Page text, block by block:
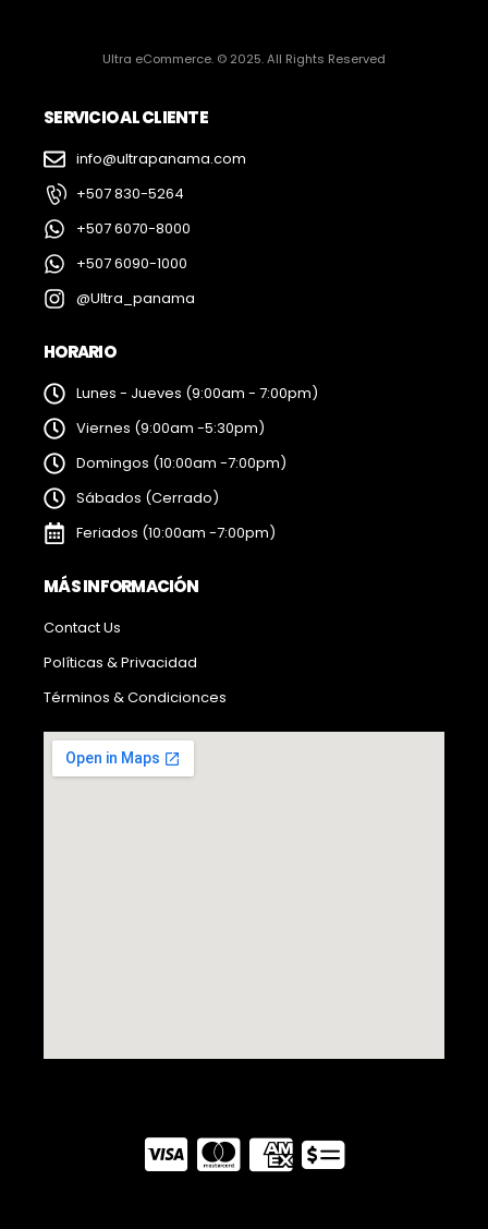
Ultra eCommerce. © 2025. All Rights Reserved
SERVICIO AL CLIENTE
info@ultrapanama.com
+507 830-5264
+507 6070-8000
+507 6090-1000
@Ultra_panama
HORARIO
Lunes - Jueves (9:00am - 7:00pm)
Viernes (9:00am -5:30pm)
Domingos (10:00am -7:00pm)
Sábados (Cerrado)
Feriados (10:00am -7:00pm)
MÁS INFORMACIÓN
Contact Us
Políticas & Privacidad
Términos & Condicionces